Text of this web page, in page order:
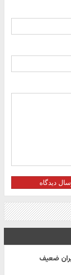
دیدگاه
ضعیف